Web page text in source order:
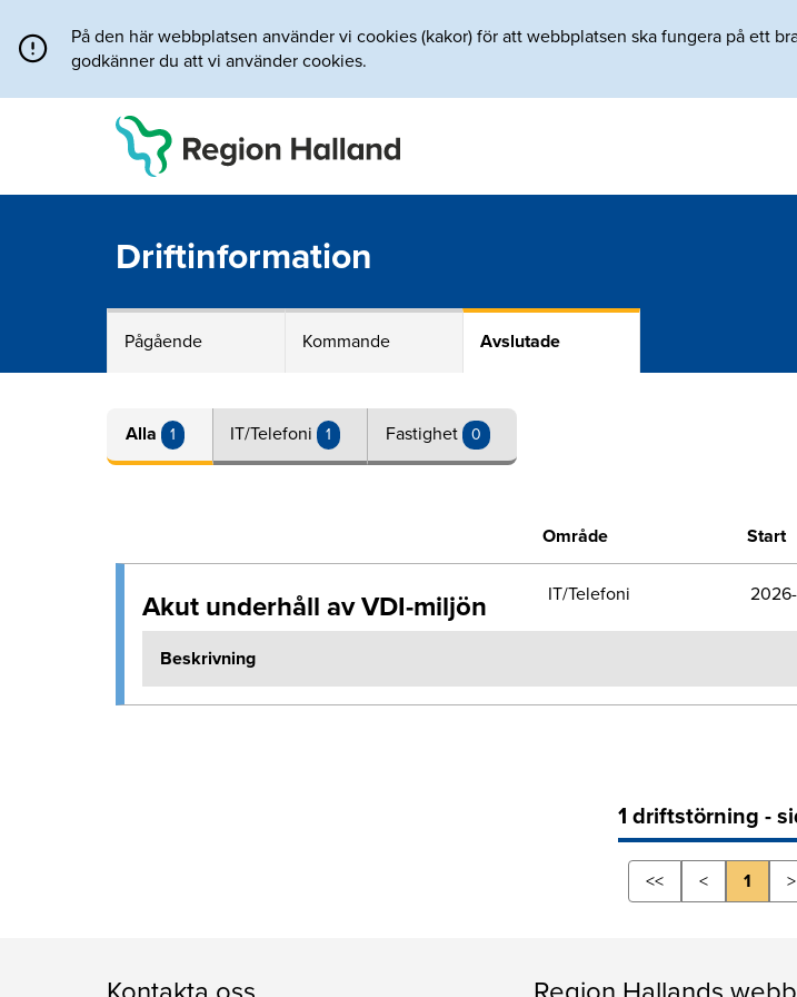
På den här webbplatsen använder vi cookies (kakor) för att webbplatsen ska fungera på ett
godkänner du att vi använder cookies.
Driftinformation
Pågående Kommande Avslutade
Alla 1 IT/Telefoni 1 Fastighet 0
Område Start
Akut underhåll av VDI-miljön IT/Telefoni 2026-
Beskrivning
1 driftstörning -
<< < 1 >